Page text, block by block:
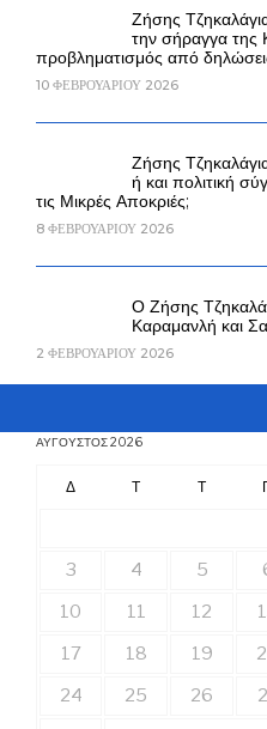
Ζήσης
την σήραγγα της
προβληματισμός από
10 ΦΕΒΡΟΥΑΡΊΟΥ 2026
Ζήσης
ή και πολιτική
τις Μικρές Αποκριές;
8 ΦΕΒΡΟΥΑΡΊΟΥ 2026
Ο Ζήσης
Καραμανλή και
2 ΦΕΒΡΟΥΑΡΊΟΥ 2026
ΑΎΓΟΥΣΤΟΣ 2026
Δ Τ Τ
3
4 5
10
11 12
17
18 19
24
25 26